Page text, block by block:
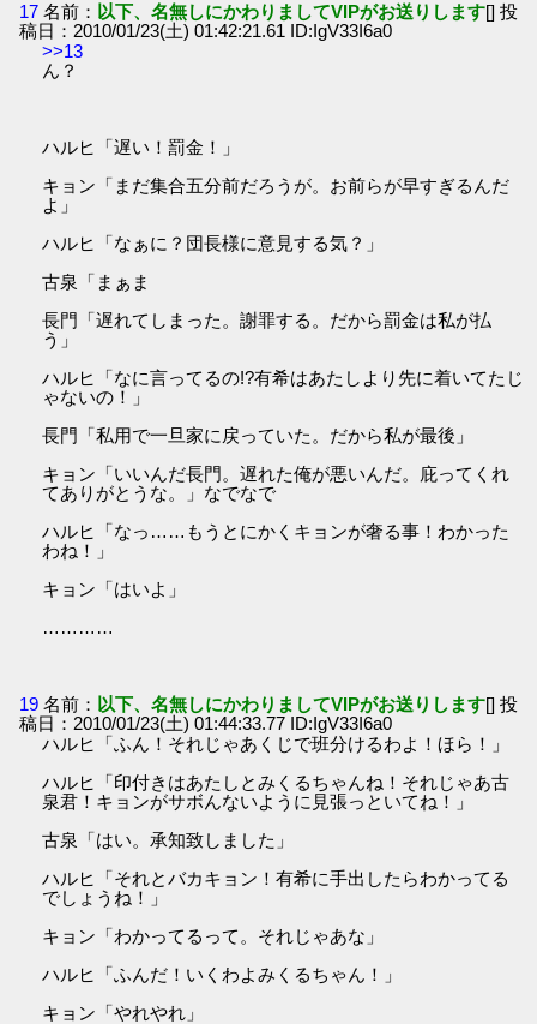
17 名前： 以下、名無しにかわりましてVIPがお送りします[] 投
稿日：2010/01/23(土) 01:42:21.61 ID:IgV33I6a0
>>13
ん？
ハルヒ「遅い！罰金！」
キョン「まだ集合五分前だろうが。お前らが早すぎるんだ
よ」
ハルヒ「なぁに？団長様に意見する気？」
古泉「まぁま
長門「遅れてしまった。謝罪する。だから罰金は私が払
う」
ハルヒ「なに言ってるの!?有希はあたしより先に着いてたじ
ゃないの！」
長門「私用で一旦家に戻っていた。だから私が最後」
キョン「いいんだ長門。遅れた俺が悪いんだ。庇ってくれ
てありがとうな。」なでなで
ハルヒ「なっ……もうとにかくキョンが奢る事！わかった
わね！」
キョン「はいよ」
…………
19 名前： 以下、名無しにかわりましてVIPがお送りします[] 投
稿日：2010/01/23(土) 01:44:33.77 ID:IgV33I6a0
ハルヒ「ふん！それじゃあくじで班分けるわよ！ほら！」
ハルヒ「印付きはあたしとみくるちゃんね！それじゃあ古
泉君！キョンがサボんないように見張っといてね！」
古泉「はい。承知致しました」
ハルヒ「それとバカキョン！有希に手出したらわかってる
でしょうね！」
キョン「わかってるって。それじゃあな」
ハルヒ「ふんだ！いくわよみくるちゃん！」
キョン「やれやれ」